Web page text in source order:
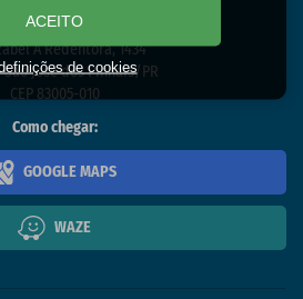
Endereço
A Redentora, 1434
São José dos Pinhais/PR
CEP 83005-010
Como chegar:
GOOGLE MAPS
WAZE
ACEITO
de cookies